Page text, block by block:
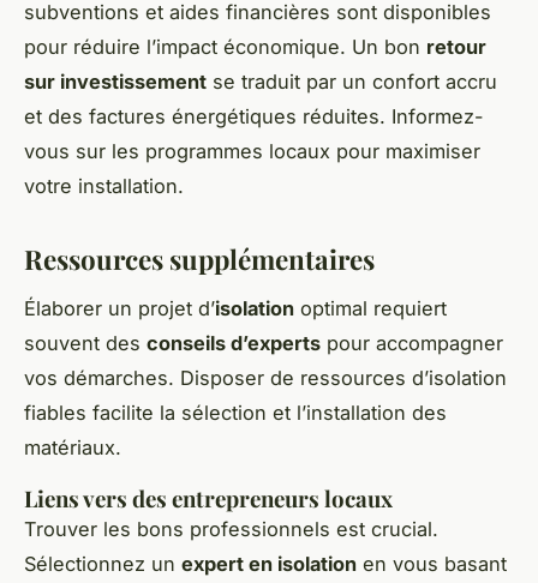
subventions et aides financières sont disponibles
pour réduire l’impact économique. Un bon retour
sur investissement se traduit par un confort accru
et des factures énergétiques réduites. Informez-
vous sur les programmes locaux pour maximiser
votre installation.
Ressources supplémentaires
Élaborer un projet d’isolation optimal requiert
souvent des conseils d’experts pour accompagner
vos démarches. Disposer de ressources d’isolation
fiables facilite la sélection et l’installation des
matériaux.
Liens vers des entrepreneurs locaux
Trouver les bons professionnels est crucial.
Sélectionnez un expert en isolation en vous basant